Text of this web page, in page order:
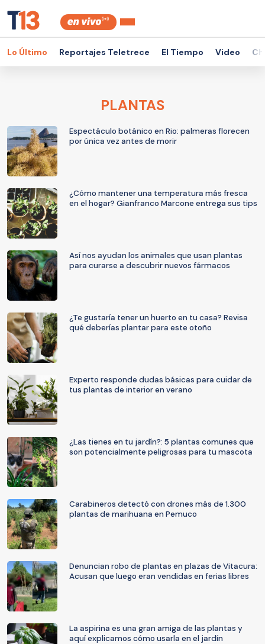
Lo Último Reportajes Teletrece El Tiempo Video
PLANTAS
Espectáculo botánico en Rio: palmeras florecen
por única vez antes de morir
¿Cómo mantener una temperatura más fresca
en el hogar? Gianfranco Marcone entrega sus tips
Así nos ayudan los animales que usan plantas
para curarse a descubrir nuevos fármacos
¿Te gustaría tener un huerto en tu casa? Revisa
qué deberías plantar para este otoño
Experto responde dudas básicas para cuidar de
tus plantas de interior en verano
¿Las tienes en tu jardín?: 5 plantas comunes que
son potencialmente peligrosas para tu mascota
Carabineros detectó con drones más de 1.300
plantas de marihuana en Pemuco
Denuncian robo de plantas en plazas de Vitacura:
Acusan que luego eran vendidas en ferias libres
La aspirina es una gran amiga de las plantas y
aquí explicamos cómo usarla en el jardín